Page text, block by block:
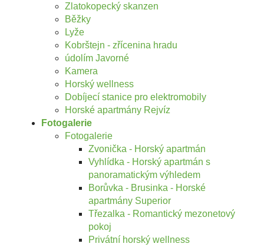
Zlatokopecký skanzen
Běžky
Lyže
Kobrštejn - zřícenina hradu
údolím Javorné
Kamera
Horský wellness
Dobíjecí stanice pro elektromobily
Horské apartmány Rejvíz
Fotogalerie
Fotogalerie
Zvonička - Horský apartmán
Vyhlídka - Horský apartmán s
panoramatickým výhledem
Borůvka - Brusinka - Horské
apartmány Superior
Třezalka - Romantický mezonetový
pokoj
Privátní horský wellness